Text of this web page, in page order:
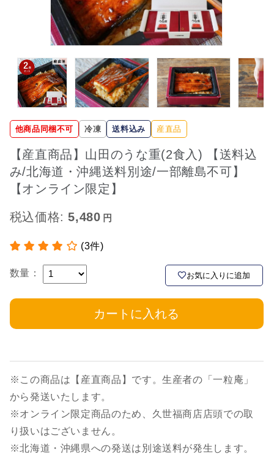
他商品同梱不可 冷凍 送料込み 産直品
【産直商品】山田のうな重(2食入) 【送料込
み/北海道・沖縄送料別途/一部離島不可】
【オンライン限定】
税込価格:5,480
(3件)
数量： お気に入りに追加
カートに入れる
※この商品は【産直商品】です。生産者の「一粒庵」
から発送いたします。
※オンライン限定商品のため、久世福商店店頭での取
り扱いはございません。
※北海道・沖縄県への発送は別途送料が発生します。